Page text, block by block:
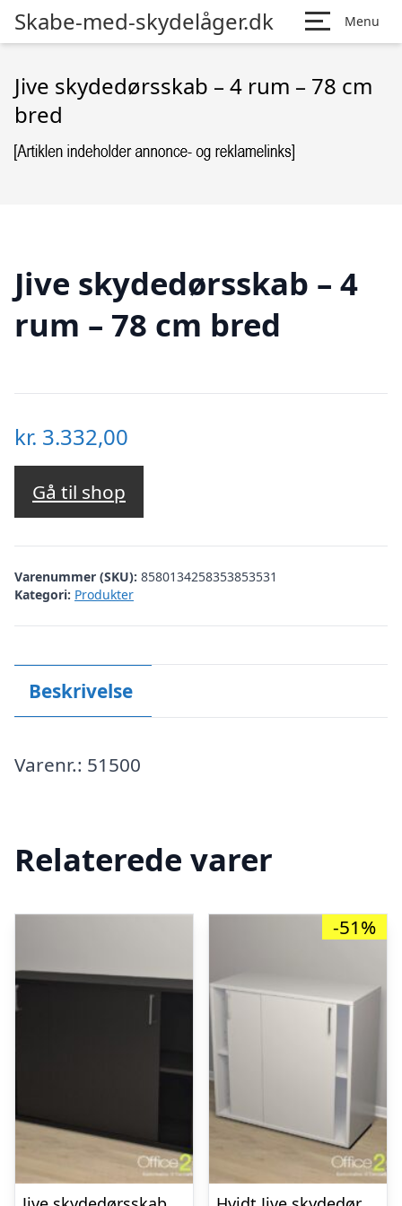
Skabe-med-skydelåger.dk Menu
Jive skydedørsskab – 4 rum – 78 cm
bred
Jive skydedørsskab – 4
rum – 78 cm bred
kr. 3.332,00
Gå til shop
Varenummer (SKU): 8580134258353853531
Kategori: Produkter
Beskrivelse
Varenr.: 51500
Relaterede varer
-51%